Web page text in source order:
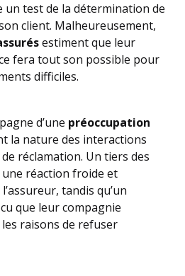
un test de la détermination de
client. Malheureusement,
estiment que leur
fera tout son possible pour
difficiles.
d’une préoccupation
la nature des interactions
réclamation. Un tiers des
une réaction froide et
tandis qu’un
que leur compagnie
raisons de refuser